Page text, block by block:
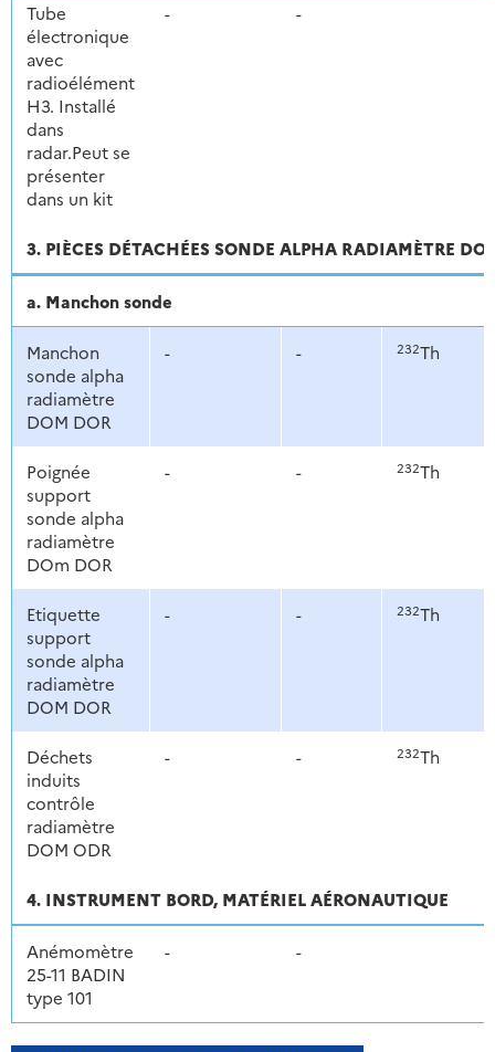
Tube
électronique
avec
radioélément
H3. Installé
dans
radar.Peut se
présenter
dans un kit
- -
3. PIÈCES DÉTACHÉES SONDE ALPHA RADIAMÈTRE
a. Manchon sonde
Manchon
sonde alpha
radiamètre
DOM DOR
- - 232Th
Poignée
support
sonde alpha
radiamètre
DOm DOR
- - 232Th
Etiquette
support
sonde alpha
radiamètre
DOM DOR
- - 232Th
Déchets
induits
contrôle
radiamètre
DOM ODR
- - 232Th
4. INSTRUMENT BORD, MATÉRIEL AÉRONAUTIQUE
Anémomètre
25-11 BADIN
type 101
- -